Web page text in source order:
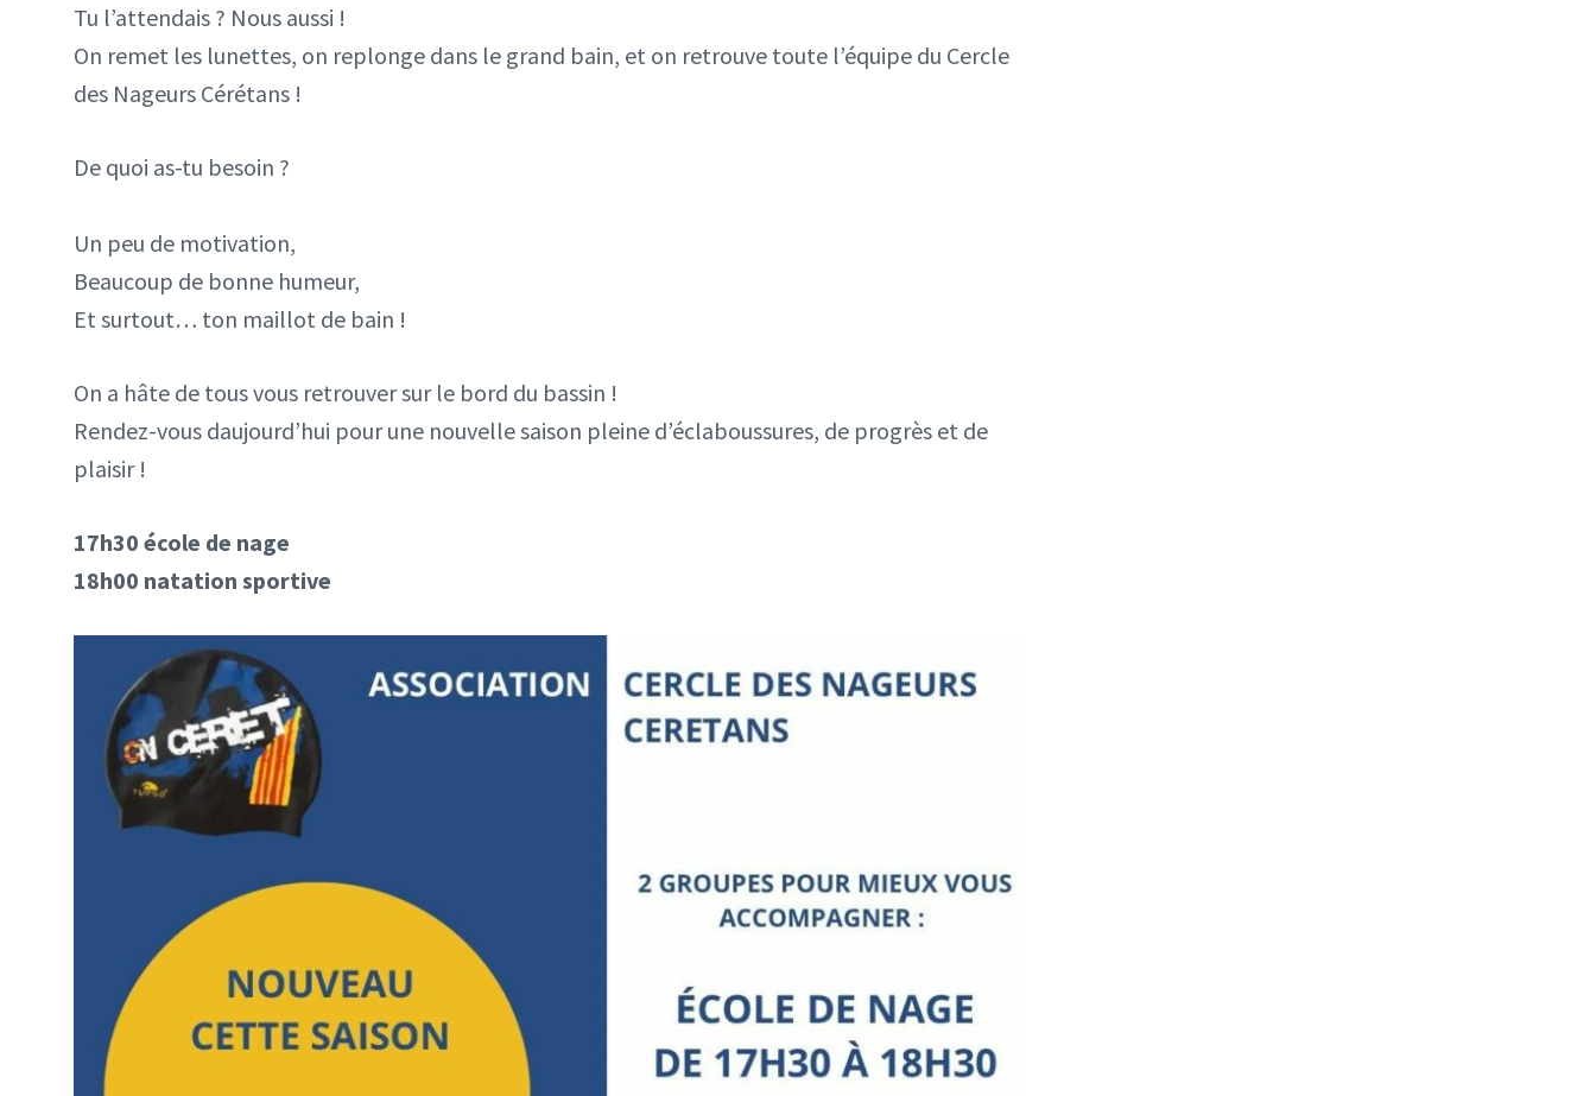
Tu l’attendais ? Nous aussi !
On remet les lunettes, on replonge dans le grand bain, et on retrouve toute l’équipe du Cercle
des Nageurs Cérétans !
De quoi as-tu besoin ?
Un peu de motivation,
Beaucoup de bonne humeur,
Et surtout… ton maillot de bain !
On a hâte de tous vous retrouver sur le bord du bassin !
Rendez-vous daujourd’hui pour une nouvelle saison pleine d’éclaboussures, de progrès et de
plaisir !
17h30 école de nage
18h00 natation sportive